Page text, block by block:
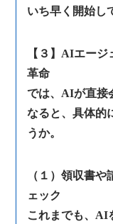
いち早く開始し
【３】AIエー
革命
では、AIが直接
なると、具体的
うか。
（１）領収書
ェック
これまでも、AI